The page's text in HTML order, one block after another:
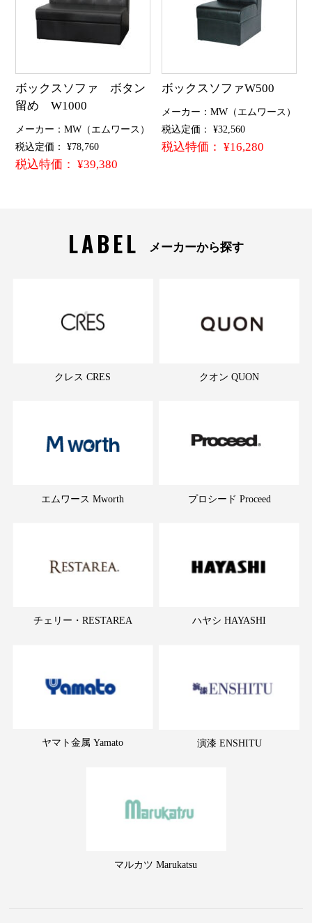
ボックスソファ ボタン
留め W1000
メーカー：MW（エムワース）
税込定価： ¥78,760
税込特価： ¥39,380
ボックスソファW500
メーカー：MW（エムワース）
税込定価： ¥32,560
税込特価： ¥16,280
LABEL メーカーから探す
クレス CRES クオン QUON
エムワース Mworth プロシード Proceed
チェリー・RESTAREA ハヤシ HAYASHI
ヤマト金属 Yamato 演漆 ENSHITU
マルカツ Marukatsu